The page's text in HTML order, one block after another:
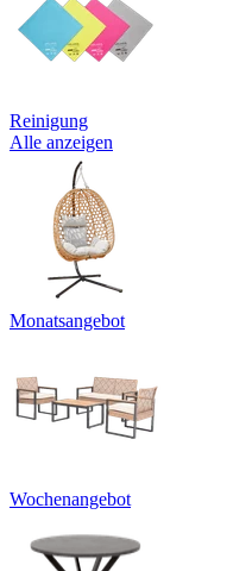
Reinigung
Alle anzeigen
Monatsangebot
Wochenangebot